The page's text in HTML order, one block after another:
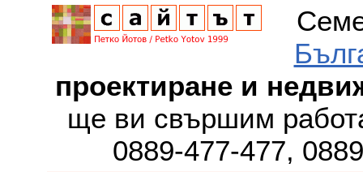
проектиране и
ще ви свършим
0889-477-477,